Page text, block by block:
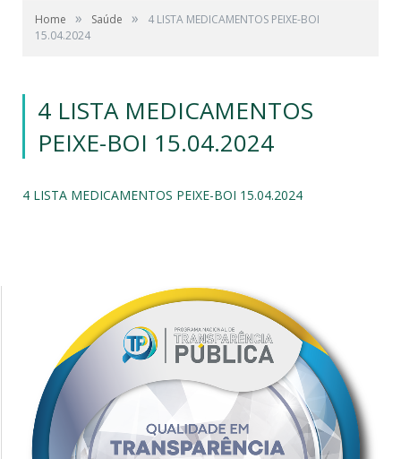
Home » Saúde »
4 LISTA MEDICAMENTOS PEIXE-BOI
15.04.2024
4 LISTA MEDICAMENTOS
PEIXE-BOI 15.04.2024
4 LISTA MEDICAMENTOS PEIXE-BOI 15.04.2024